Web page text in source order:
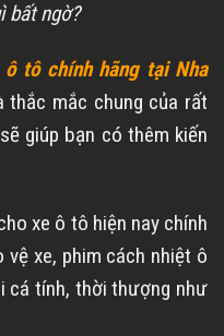
bất ngờ?
tô chính hãng tại Nha
mắc chung của rất
giúp bạn có thêm kiến
xe ô tô hiện nay chính
xe, phim cách nhiệt ô
cá tính, thời thượng như